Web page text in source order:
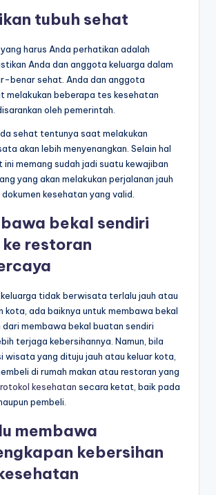
tubuh sehat
harus Anda perhatikan adalah
Anda dan anggota keluarga dalam
benar sehat. Anda dan anggota
melakukan beberapa tes kesehatan
oleh pemerintah.
sehat tentunya saat melakukan
akan lebih menyenangkan. Selain hal
memang sudah jadi suatu kewajiban
yang akan melakukan perjalanan jauh
kesehatan yang valid.
bekal sendiri
restoran
tidak berwisata terlalu jauh atau
kota, ada baiknya untuk membawa bekal
dari membawa bekal buatan sendiri
terjaga kebersihannya. Namun, bila
wisata yang dituju jauh atau keluar kota,
di rumah makan atau restoran yang
kesehatan secara ketat, baik pada
pembeli.
membawa
kebersihan